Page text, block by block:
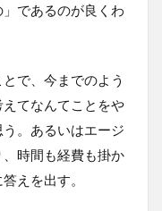
であるのが良くわ
で、今までのよう
てなんてことをや
。あるいはエージ
時間も経費も掛か
えを出す。